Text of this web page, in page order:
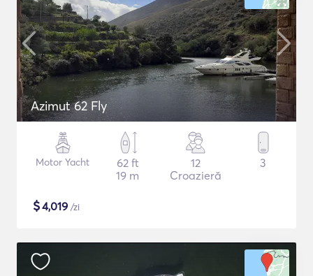
Azimut 62 Fly
Motor Yacht
62 ft
19 m
12
Croazieră
3
$4,019 /zi